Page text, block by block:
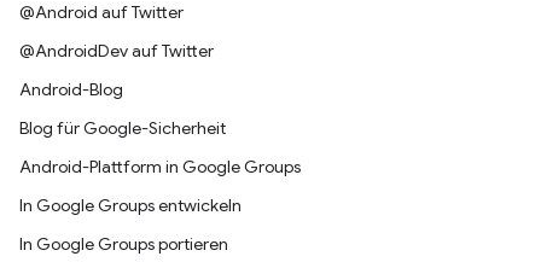
@Android auf Twitter
@AndroidDev auf Twitter
Android-Blog
Blog für Google-Sicherheit
Android-Plattform in Google Groups
In Google Groups entwickeln
In Google Groups portieren